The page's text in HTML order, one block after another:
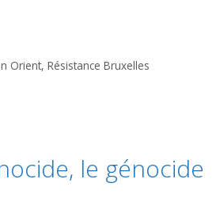
Orient,Résistance Bruxelles
le génocide